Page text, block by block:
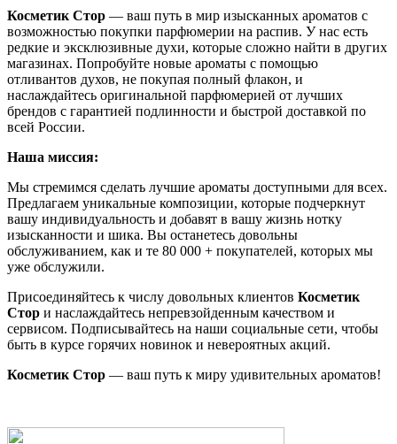
Косметик Стор — ваш путь в мир изысканных ароматов с
возможностью покупки парфюмерии на распив. У нас есть
редкие и эксклюзивные духи, которые сложно найти в других
магазинах. Попробуйте новые ароматы с помощью
отливантов духов, не покупая полный флакон, и
наслаждайтесь оригинальной парфюмерией от лучших
брендов с гарантией подлинности и быстрой доставкой по
всей России.
Наша миссия:
Мы стремимся сделать лучшие ароматы доступными для всех.
Предлагаем уникальные композиции, которые подчеркнут
вашу индивидуальность и добавят в вашу жизнь нотку
изысканности и шика. Вы останетесь довольны
обслуживанием, как и те 80 000 + покупателей, которых мы
уже обслужили.
Присоединяйтесь к числу довольных клиентов Косметик
Стор и наслаждайтесь непревзойденным качеством и
сервисом. Подписывайтесь на наши социальные сети, чтобы
быть в курсе горячих новинок и невероятных акций.
Косметик Стор — ваш путь к миру удивительных ароматов!